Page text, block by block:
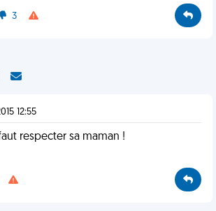
3
12:55
respecter sa maman !